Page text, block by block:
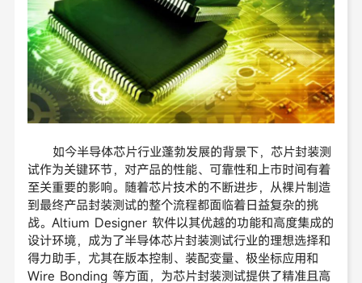
如今半导体芯片行业蓬勃发展的背景下，芯片封装测
试作为关键环节，对产品的性能、可靠性和上市时间有着
至关重要的影响。随着芯片技术的不断进步，从裸片制造
到最终产品封装测试的整个流程都面临着日益复杂的挑
战。Altium Designer 软件以其优越的功能和高度集成的
设计环境，成为了半导体芯片封装测试行业的理想选择和
得力助手，尤其在版本控制、装配变量、极坐标应用和
Wire Bonding 等方面，为芯片封装测试提供了精准且高